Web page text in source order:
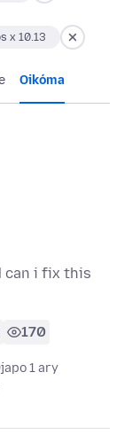
x 10.13
Oikóma
can i fix this
170
1 ary